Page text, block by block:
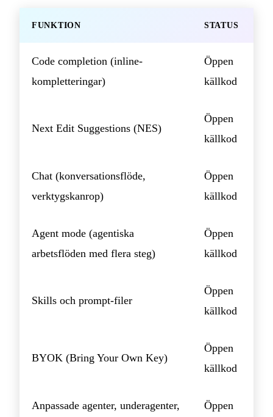
FUNKTION STATUS
Code completion (inline-
kompletteringar)
Öppen
källkod
Next Edit Suggestions (NES)
Öppen
källkod
Chat (konversationsflöde,
verktygskanrop)
Öppen
källkod
Agent mode (agentiska
arbetsflöden med flera steg)
Öppen
källkod
Skills och prompt-filer
Öppen
källkod
BYOK (Bring Your Own Key)
Öppen
källkod
Anpassade agenter, underagenter,
Öppen